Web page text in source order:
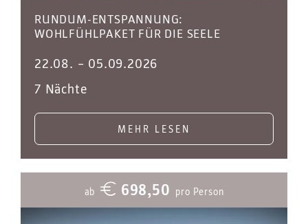
RUNDUM-ENTSPANNUNG:
WOHLFÜHLPAKET FÜR DIE SEELE
22.08. – 05.09.2026
7 Nächte
MEHR LESEN
ab 698,50 pro Person